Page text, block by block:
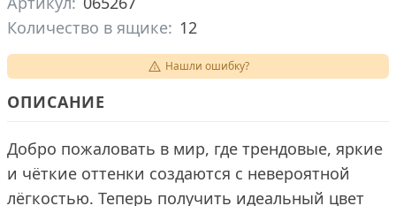
Количество в ящике: 12
Нашли ошибку?
ОПИСАНИЕ
Добро пожаловать в мир, где трендовые, яркие
и чёткие оттенки создаются с невероятной
лёгкостью. Теперь получить идеальный цвет